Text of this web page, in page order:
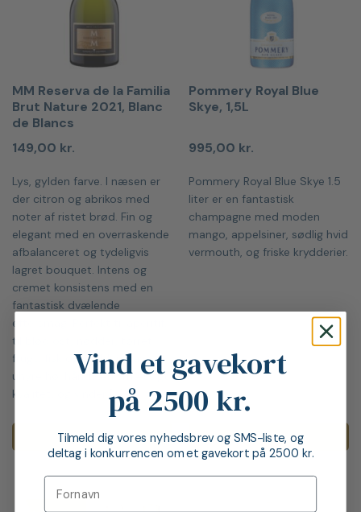
MM Reserva de la Familia
Brut Nature 2021, Blanc
de Blancs
149,00 kr.
Lys, gylden farve. I næsen er
der citron og abrikos med
noter af ristet brød. Fin og
elegant med en overraskende
afbalanceret og tydeligvis
lagret bouquet. Intens og
cremet konsistens med en
fantastisk dvælende
eftersmag. Perfekt til aperitif,
til blød ost, nødder, tørret
frugt, fisk og skaldyr. Cava af
uhyre høj håndværksmæssigt
kvalitet, og vinder [...]
LÆG I KURV
Pommery Royal Blue
Skye, 1,5L
995,00 kr.
Pommery Royal Blue Skye 1.5
liter er en fantastisk
champagne med moden
mango, appelsiner, sødlig hvid
vermouth, og friske krydderier.
LÆG I KURV
Vind et gavekort
på 2500 kr.
Tilmeld dig vores nyhedsbrev og SMS-liste, og
deltag i konkurrencen om et gavekort på 2500 kr.